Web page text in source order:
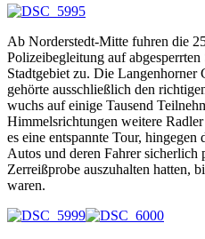
Ab Norderstedt-Mitte fuhren die
Polizeibegleitung auf
Stadtgebiet zu. Die Langenhorner
gehörte ausschließlich den
wuchs auf einige Tausend
Himmelsrichtungen weitere
es eine entspannte Tour,
Autos und deren Fahrer sicherlich
Zerreißprobe auszuhalten hatten,
waren.